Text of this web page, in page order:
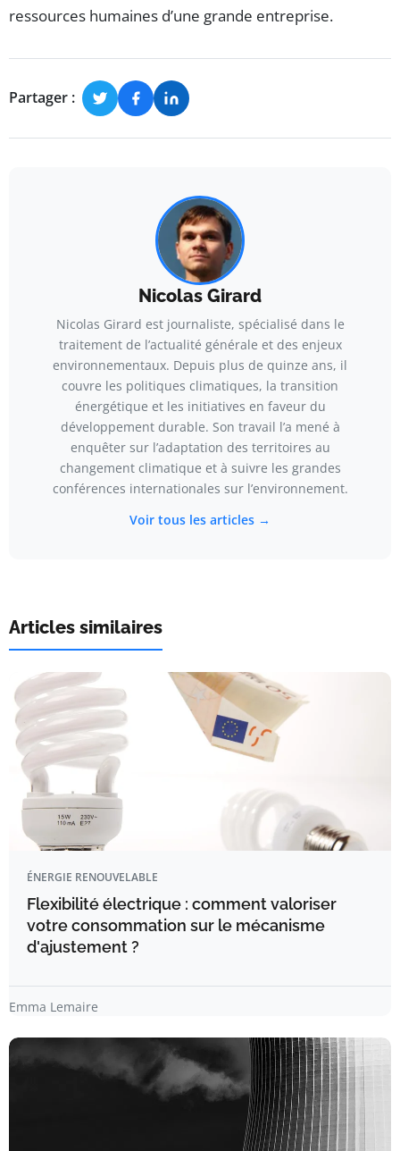
ressources humaines d’une grande entreprise.
Partager :
Nicolas Girard
Nicolas Girard est journaliste, spécialisé dans le
traitement de l’actualité générale et des enjeux
environnementaux. Depuis plus de quinze ans, il
couvre les politiques climatiques, la transition
énergétique et les initiatives en faveur du
développement durable. Son travail l’a mené à
enquêter sur l’adaptation des territoires au
changement climatique et à suivre les grandes
conférences internationales sur l’environnement.
Voir tous les articles →
Articles similaires
ÉNERGIE RENOUVELABLE
Flexibilité électrique : comment valoriser
votre consommation sur le mécanisme
d'ajustement ?
Emma Lemaire